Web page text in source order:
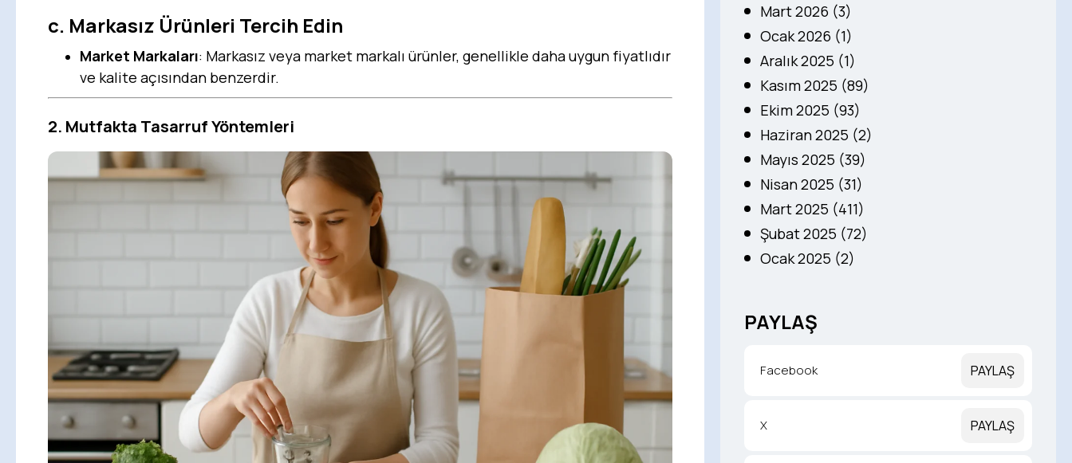
c. Markasız Ürünleri Tercih Edin
Market Markaları: Markasız veya market markalı ürünler, genellikle daha uygun fiyatlıdır
ve kalite açısından benzerdir.
2. Mutfakta Tasarruf Yöntemleri
Mart 2026 (3)
Ocak 2026 (1)
Aralık 2025 (1)
Kasım 2025 (89)
Ekim 2025 (93)
Haziran 2025 (2)
Mayıs 2025 (39)
Nisan 2025 (31)
Mart 2025 (411)
Şubat 2025 (72)
Ocak 2025 (2)
PAYLAŞ
Facebook PAYLAŞ
X PAYLAŞ